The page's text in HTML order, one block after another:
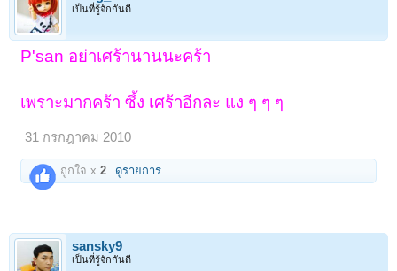
เป็นที่รู้จักกันดี
P'san อย่าเศร้านานนะคร้า
เพราะมากคร้า ซึ้ง เศร้าอีกละ แง ๆ ๆ ๆ
31 กรกฎาคม 2010
ถูกใจ x2 ดูรายการ
sansky9
เป็นที่รู้จักกันดี